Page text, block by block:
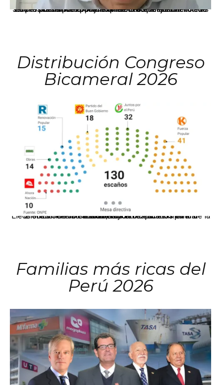
La presidenta Keiko Fujimori informó que la solicitud de indulto presentada por el expresidente Alejandro Toledo será evaluada por la Comisión de Gracias Presidenciales conforme al procedimiento establecido.
Distribución Congreso
Bicameral 2026
El JNE oficializó la distribución de escaños para la elección de 60 senadores y 130 diputados en las Elecciones Generales 2026, tras el restablecimiento de la Bicameralidad.
Familias más ricas del
Perú 2026